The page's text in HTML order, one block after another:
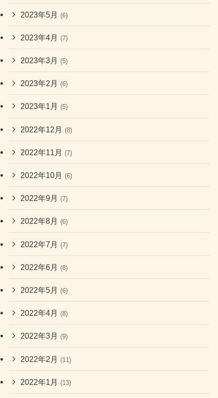
2023年5月 (6)
2023年4月 (7)
2023年3月 (5)
2023年2月 (6)
2023年1月 (5)
2022年12月 (8)
2022年11月 (7)
2022年10月 (6)
2022年9月 (7)
2022年8月 (6)
2022年7月 (7)
2022年6月 (8)
2022年5月 (6)
2022年4月 (8)
2022年3月 (9)
2022年2月 (11)
2022年1月 (13)